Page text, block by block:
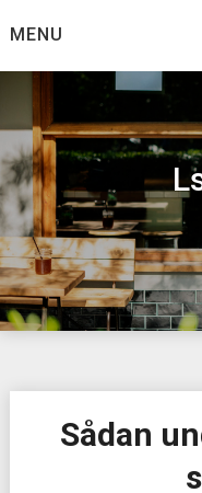
toMENU
Sådan